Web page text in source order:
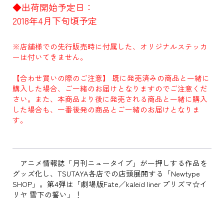
◆出荷開始予定日：
2018年4月下旬頃予定
※店舗様での先行販売時に付属した、オリジナルステッカ
ーは付いてきません。
【合わせ買いの際のご注意】 既に発売済みの商品と一緒に
購入した場合、ご一緒のお届けとなりますのでご注意くだ
さい。また、本商品より後に発売される商品と一緒に購入
した場合も、一番後発の商品とご一緒のお届けとなりま
す。
アニメ情報誌「月刊ニュータイプ」が一押しする作品を
グッズ化し、TSUTAYA各店での店頭展開する「Newtype
SHOP」。第4弾は「劇場版Fate／kaleid liner プリズマ☆イ
リヤ 雪下の誓い」！